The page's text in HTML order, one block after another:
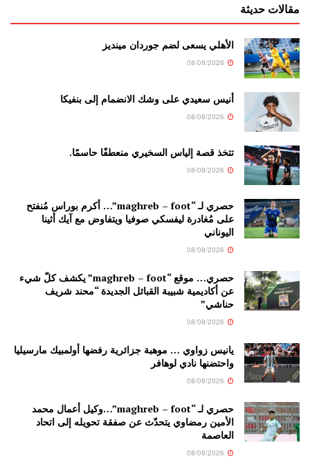
مقالات حديثة
الأهلي يسعى لضم جوردان مينديز
أنيس سعيدي على وشك الانضمام إلى بنفيكا
تتخذ قصة إلياس السخيري منعطفًا حاسمًا.
حصري لـ “maghreb – foot”… أكرم بوراس مُنفتح
على مُغادرة ليفسكي صوفيا ويتفاوض مع آيك أثينا
اليوناني
حصري… موقع “maghreb – foot” يكشف كلّ شيء
عن أكاديمية شبيبة القبائل الجديدة “محند شريف
حناشي”
يانيس زواوي … موهبة جزائرية رفضها أولمبيك مارسيليا
واحتضنها نادي لوهافر
حصري لـ “maghreb – foot”…وكيل أعمال محمد
الأمين رمضاوي يتحدّث عن صفقة تحويله إلى اتحاد
العاصمة